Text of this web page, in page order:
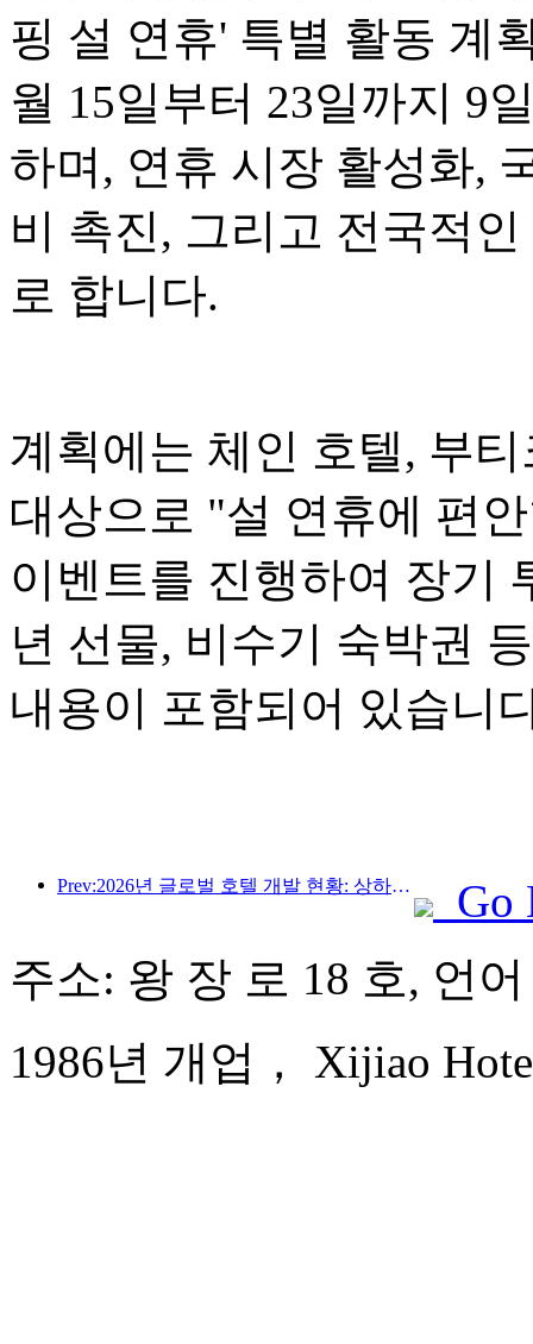
핑 설 연휴' 특별 활동 계
월 15일부터 23일까지 9
하며, 연휴 시장 활성화,
비 촉진, 그리고 전국적
로 합니다.
계획에는 체인 호텔, 부
대상으로 "설 연휴에 편
이벤트를 진행하여 장기
년 선물, 비수기 숙박권
내용이 포함되어 있습니
Prev:2026년 글로벌 호텔 개발 현황: 상하이, 신규 객실 증설 부문 1위 기록
Go
주소: 왕 장 로 18 호, 언
1986년 개업， Xijiao